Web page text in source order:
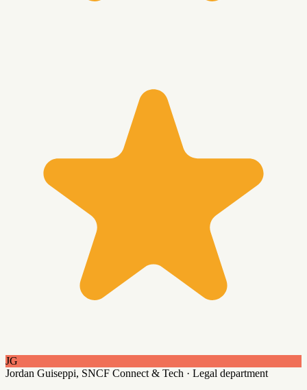
JG
Jordan Guiseppi, SNCF Connect & Tech · Legal department